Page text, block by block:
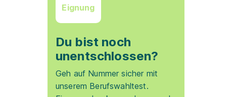
Eignung
Du bist noch
unentschlossen?
Geh auf Nummer sicher mit
unserem Berufswahltest.